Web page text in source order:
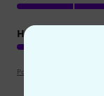
Poängpolicy